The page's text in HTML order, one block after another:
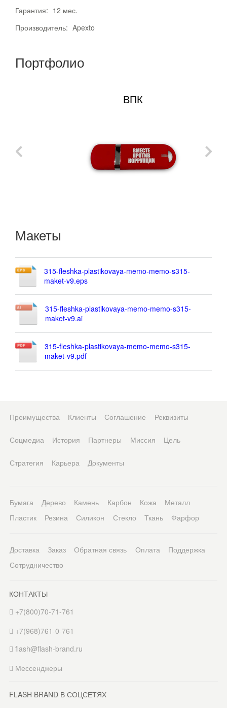
Гарантия: 12 мес.
Производитель: Apexto
Портфолио
Макеты
315-fleshka-plastikovaya-memo-memo-s315-
maket-v9.eps
315-fleshka-plastikovaya-memo-memo-s315-
maket-v9.ai
315-fleshka-plastikovaya-memo-memo-s315-
maket-v9.pdf
Преимущества Клиенты Соглашение Реквизиты
Соцмедиа История Партнеры Миссия Цель
Стратегия Карьера Документы
Бумага Дерево Камень Карбон Кожа
Металл
Пластик
Резина Силикон Стекло Ткань Фарфор
Доставка Заказ Обратная связь Оплата
Поддержка
Сотрудничество
КОНТАКТЫ
+7(800)70-71-761
+7(968)761-0-761
flash@flash-brand.ru
Мессенджеры
FLASH BRAND В СОЦСЕТЯХ